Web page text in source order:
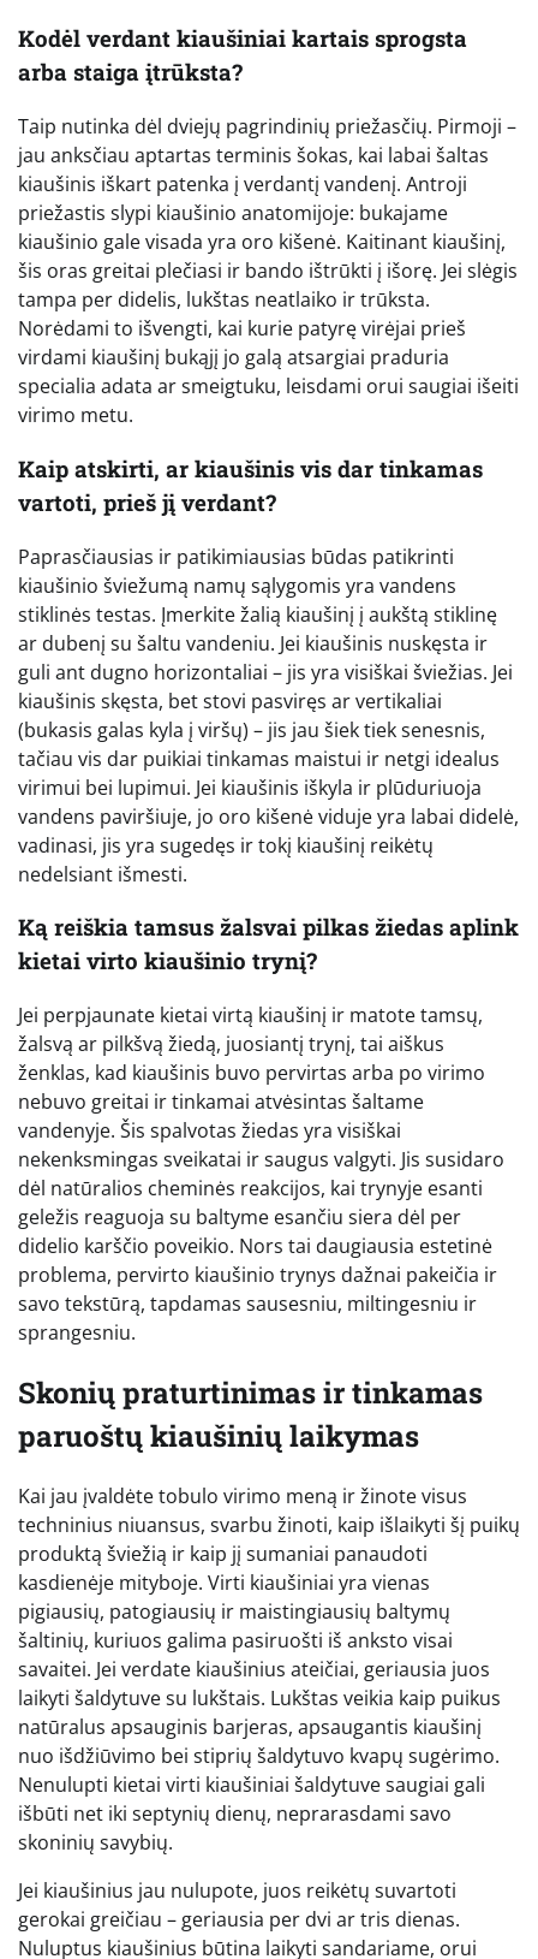
Kodėl verdant kiaušiniai kartais sprogsta
arba staiga įtrūksta?
Taip nutinka dėl dviejų pagrindinių priežasčių. Pirmoji –
jau anksčiau aptartas terminis šokas, kai labai šaltas
kiaušinis iškart patenka į verdantį vandenį. Antroji
priežastis slypi kiaušinio anatomijoje: bukajame
kiaušinio gale visada yra oro kišenė. Kaitinant kiaušinį,
šis oras greitai plečiasi ir bando ištrūkti į išorę. Jei slėgis
tampa per didelis, lukštas neatlaiko ir trūksta.
Norėdami to išvengti, kai kurie patyrę virėjai prieš
virdami kiaušinį bukąjį jo galą atsargiai praduria
specialia adata ar smeigtuku, leisdami orui saugiai išeiti
virimo metu.
Kaip atskirti, ar kiaušinis vis dar tinkamas
vartoti, prieš jį verdant?
Paprasčiausias ir patikimiausias būdas patikrinti
kiaušinio šviežumą namų sąlygomis yra vandens
stiklinės testas. Įmerkite žalią kiaušinį į aukštą stiklinę
ar dubenį su šaltu vandeniu. Jei kiaušinis nuskęsta ir
guli ant dugno horizontaliai – jis yra visiškai šviežias. Jei
kiaušinis skęsta, bet stovi pasviręs ar vertikaliai
(bukasis galas kyla į viršų) – jis jau šiek tiek senesnis,
tačiau vis dar puikiai tinkamas maistui ir netgi idealus
virimui bei lupimui. Jei kiaušinis iškyla ir plūduriuoja
vandens paviršiuje, jo oro kišenė viduje yra labai didelė,
vadinasi, jis yra sugedęs ir tokį kiaušinį reikėtų
nedelsiant išmesti.
Ką reiškia tamsus žalsvai pilkas žiedas aplink
kietai virto kiaušinio trynį?
Jei perpjaunate kietai virtą kiaušinį ir matote tamsų,
žalsvą ar pilkšvą žiedą, juosiantį trynį, tai aiškus
ženklas, kad kiaušinis buvo pervirtas arba po virimo
nebuvo greitai ir tinkamai atvėsintas šaltame
vandenyje. Šis spalvotas žiedas yra visiškai
nekenksmingas sveikatai ir saugus valgyti. Jis susidaro
dėl natūralios cheminės reakcijos, kai trynyje esanti
geležis reaguoja su baltyme esančiu siera dėl per
didelio karščio poveikio. Nors tai daugiausia estetinė
problema, pervirto kiaušinio trynys dažnai pakeičia ir
savo tekstūrą, tapdamas sausesniu, miltingesniu ir
sprangesniu.
Skonių praturtinimas ir tinkamas
paruoštų kiaušinių laikymas
Kai jau įvaldėte tobulo virimo meną ir žinote visus
techninius niuansus, svarbu žinoti, kaip išlaikyti šį puikų
produktą šviežią ir kaip jį sumaniai panaudoti
kasdienėje mityboje. Virti kiaušiniai yra vienas
pigiausių, patogiausių ir maistingiausių baltymų
šaltinių, kuriuos galima pasiruošti iš anksto visai
savaitei. Jei verdate kiaušinius ateičiai, geriausia juos
laikyti šaldytuve su lukštais. Lukštas veikia kaip puikus
natūralus apsauginis barjeras, apsaugantis kiaušinį
nuo išdžiūvimo bei stiprių šaldytuvo kvapų sugėrimo.
Nenulupti kietai virti kiaušiniai šaldytuve saugiai gali
išbūti net iki septynių dienų, neprarasdami savo
skoninių savybių.
Jei kiaušinius jau nulupote, juos reikėtų suvartoti
gerokai greičiau – geriausia per dvi ar tris dienas.
Nuluptus kiaušinius būtina laikyti sandariame, orui